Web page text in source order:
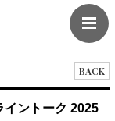
BACK
イントーク 2025